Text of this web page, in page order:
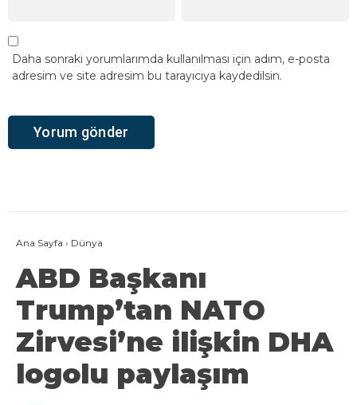
Daha sonraki yorumlarımda kullanılması için adım, e-posta
adresim ve site adresim bu tarayıcıya kaydedilsin.
Ana Sayfa › Dünya
ABD Başkanı
Trump’tan NATO
Zirvesi’ne ilişkin DHA
logolu paylaşım